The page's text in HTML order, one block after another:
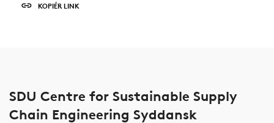
KOPIÉR LINK
SDU Centre for Sustainable Supply
Chain Engineering Syddansk